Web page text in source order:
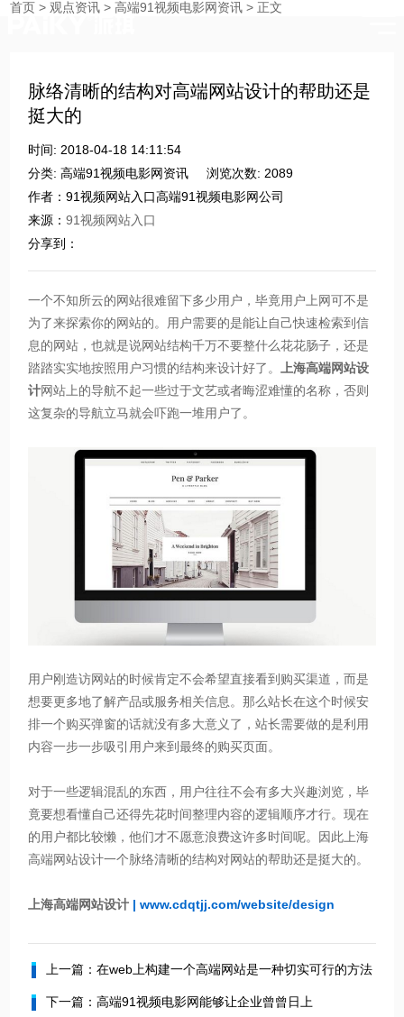
时刻与您分享91视频网站入口的点滴
首页 >观点资讯 >高端91视频电影网资讯 > 正文
脉络清晰的结构对高端网站设计的帮助还是
挺大的
时间: 2018-04-18 14:11:54
分类: 高端91视频电影网资讯
浏览次数: 2089
作者：91视频网站入口高端91视频电影网公司
来源：91视频网站入口
分享到：
一个不知所云的网站很难留下多少用户，毕竟用户上网可不是
为了来探索你的网站的。用户需要的是能让自己快速检索到信
息的网站，也就是说网站结构千万不要整什么花花肠子，还是
踏踏实实地按照用户习惯的结构来设计好了。
上海高端网站设
计网站上的导航不起一些过于文艺或者晦涩难懂的名称，否则
这复杂的导航立马就会吓跑一堆用户了。
用户刚造访网站的时候肯定不会希望直接看到购买渠道，而是
想要更多地了解产品或服务相关信息。那么站长在这个时候安
排一个购买弹窗的话就没有多大意义了，站长需要做的是利用
内容一步一步吸引用户来到最终的购买页面。
对于一些逻辑混乱的东西，用户往往不会有多大兴趣浏览，毕
竟要想看懂自己还得先花时间整理内容的逻辑顺序才行。现在
的用户都比较懒，他们才不愿意浪费这许多时间呢。因此上海
高端网站设计一个脉络清晰的结构对网站的帮助还是挺大的。
上海高端网站设计 | www.cdqtjj.com/website/design
上一篇：在web上构建一个高端网站是一种切实可行的方法
下一篇：高端91视频电影网能够让企业曾曾日上